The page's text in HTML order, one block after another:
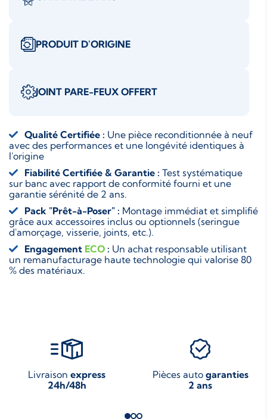
PRODUIT D'ORIGINE
JOINT PARE-FEUX OFFERT
Qualité Certifiée : Une pièce reconditionnée à neuf
avec des performances et une longévité identiques à
l'origine
Fiabilité Certifiée & Garantie : Test systématique
sur banc avec rapport de conformité fourni et une
garantie sérénité de 2 ans.
Pack "Prêt-à-Poser" : Montage immédiat et simplifié
grâce aux accessoires inclus ou optionnels (seringue
d'amorçage, visserie, joints, etc.).
Engagement ECO : Un achat responsable utilisant
un remanufacturage haute technologie qui valorise 80
% des matériaux.
Livraison express
24h/48h
Pièces auto garanties
2 ans